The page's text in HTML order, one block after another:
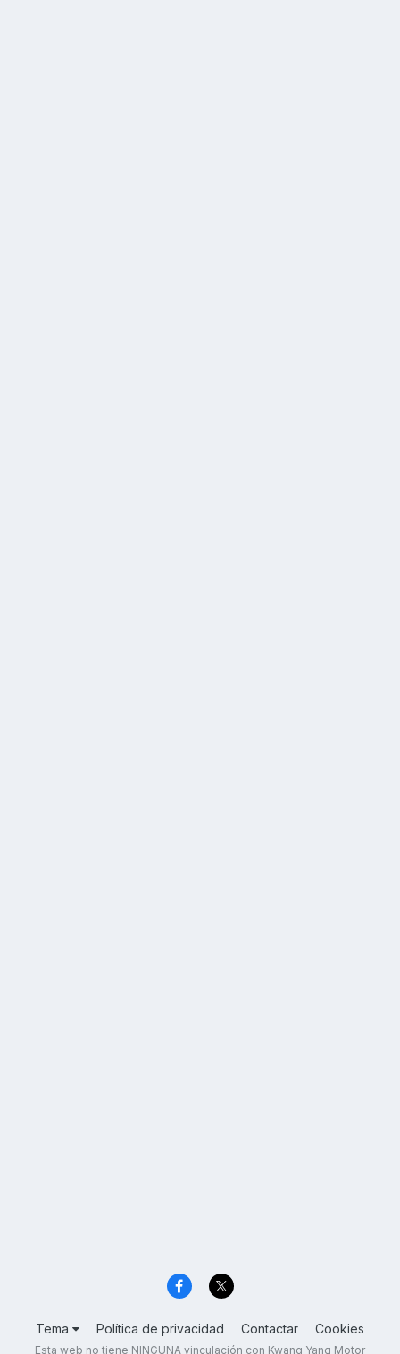
Tema Política de privacidad Contactar Cookies
Esta web no tiene NINGUNA vinculación con Kwang Yang Motor